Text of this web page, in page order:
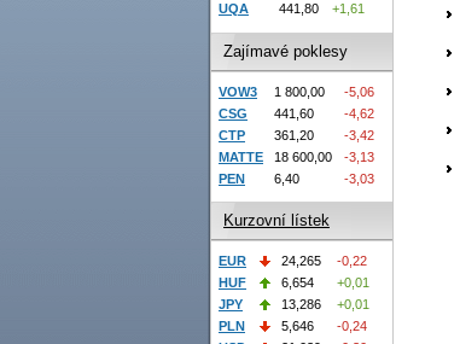
UQA
441,80 +1,61
Zajímavé poklesy
VOW3 1 800,00
-5,06
CSG
441,60
-4,62
CTP
361,20
-3,42
MATTE
18 600,00
-3,13
PEN
6,40 -3,03
Kurzovní lístek
EUR 24,265
-0,22
HUF
6,654
+0,01
JPY
13,286
+0,01
PLN
5,646
-0,24